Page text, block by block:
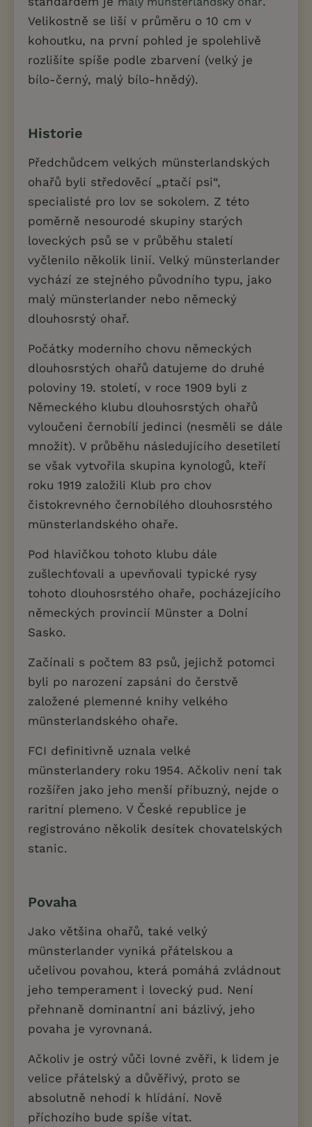
Velikostně se liší v průměru o 10 cm v
kohoutku, na první pohled je spolehlivě
rozlišíte spíše podle zbarvení (velký je
bílo-černý, malý bílo-hnědý).
Historie
Předchůdcem velkých münsterlandských
ohařů byli středověcí „ptačí psi“,
specialisté pro lov se sokolem. Z této
poměrně nesourodé skupiny starých
loveckých psů se v průběhu staletí
vyčlenilo několik linií. Velký münsterlander
vychází ze stejného původního typu, jako
malý münsterlander nebo německý
dlouhosrstý ohař.
Počátky moderního chovu německých
dlouhosrstých ohařů datujeme do druhé
poloviny 19. století, v roce 1909 byli z
Německého klubu dlouhosrstých ohařů
vyloučeni černobílí jedinci (nesměli se dále
množit). V průběhu následujícího desetiletí
se však vytvořila skupina kynologů, kteří
roku 1919 založili Klub pro chov
čistokrevného černobílého dlouhosrstého
münsterlandského ohaře.
Pod hlavičkou tohoto klubu dále
zušlechťovali a upevňovali typické rysy
tohoto dlouhosrstého ohaře, pocházejícího
německých provincií Münster a Dolní
Sasko.
Začínali s počtem 83 psů, jejichž potomci
byli po narození zapsáni do čerstvě
založené plemenné knihy velkého
münsterlandského ohaře.
FCI definitivně uznala velké
münsterlandery roku 1954. Ačkoliv není tak
rozšířen jako jeho menší příbuzný, nejde o
raritní plemeno. V České republice je
registrováno několik desítek chovatelských
stanic.
Povaha
Jako většina ohařů, také velký
münsterlander vyniká přátelskou a
učelivou povahou, která pomáhá zvládnout
jeho temperament i lovecký pud. Není
přehnaně dominantní ani bázlivý, jeho
povaha je vyrovnaná.
Ačkoliv je ostrý vůči lovné zvěři, k lidem je
velice přátelský a důvěřivý, proto se
absolutně nehodí k hlídání. Nově
příchozího bude spíše vítat.